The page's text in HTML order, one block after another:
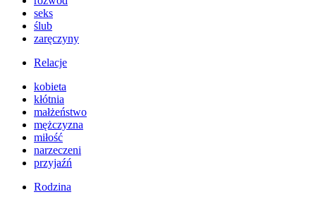
seks
ślub
zaręczyny
Relacje
kobieta
kłótnia
małżeństwo
mężczyzna
miłość
narzeczeni
przyjaźń
Rodzina